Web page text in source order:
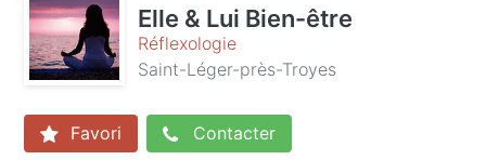
Elle & Lui Bien-être
Réflexologie
Saint-Léger-près-Troyes
Favori Contacter